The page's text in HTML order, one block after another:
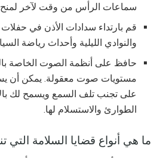
سماعات الرأس من وقت لآخر لمنح
قم بارتداء سدادات الأذن في
والنوادي الليلية وأحداث رياضة
حافظ على أنظمة الصوت الخاصة
مستويات صوت معقولة. يمكن أن
على تجنب تلف السمع ويسمح لك
الطوارئ والاستسلام لها.
ما هي أنواع قضايا السلامة